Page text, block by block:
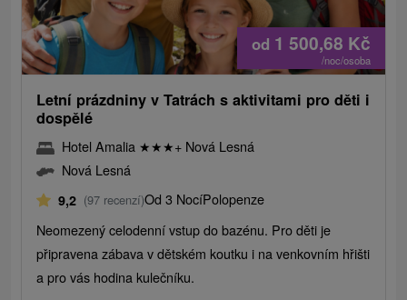
od 1 500,68 Kč
/noc/osoba
Letní prázdniny v Tatrách s aktivitami pro děti i
dospělé
Hotel Amalia ★★★+ Nová Lesná
Nová Lesná
9,2 (97 recenzí)Od 3 NocíPolopenze
Neomezený celodenní vstup do bazénu. Pro děti je
připravena zábava v dětském koutku i na venkovním hřišti
a pro vás hodina kulečníku.